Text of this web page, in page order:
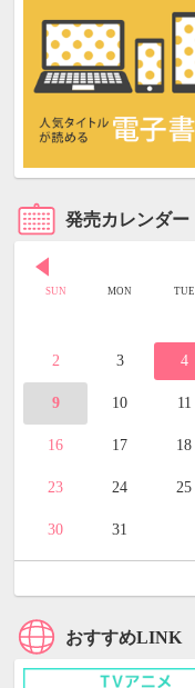
発売カレンダー
SUN MON TUE
2 3 4
9 10 11
16 17 18
23 24 25
30 31
おすすめLINK